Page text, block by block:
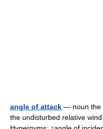
angle of attack — noun the
the undisturbed relative